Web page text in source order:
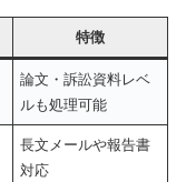
特徴
論文・訴訟資料レベ
ルも処理可能
長文メールや報告書
対応